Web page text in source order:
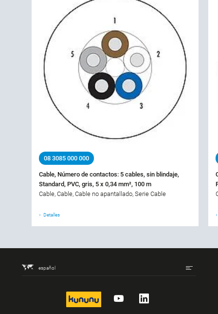
08 3085 000 000
Cable, Número de contactos: 5 cables, sin blindaje,
Standard, PVC, gris, 5 x 0,34 mm², 100 m
Cable, Cable, Cable no apantallado, Serie Cable
Detalles
español
kununu YouTubeLinkedIn